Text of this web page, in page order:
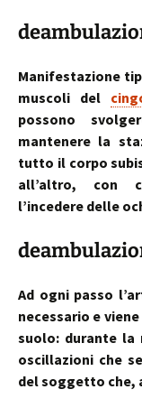
Manifestazione
muscoli del
possono
mantenere la
tutto il corpo
all’altro, con
l’incedere delle
Ad ogni passo
necessario e
suolo: durante
oscillazioni che
del soggetto che,